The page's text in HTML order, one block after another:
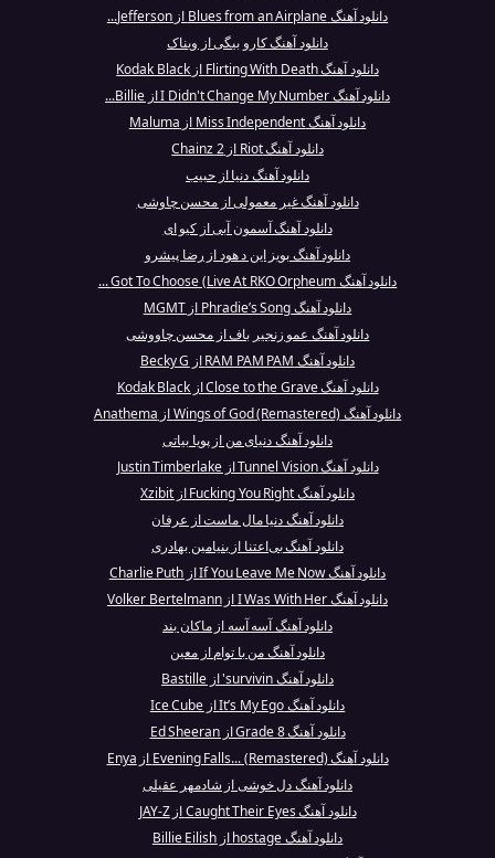
دانلود آهنگ Blues from an Airplane از Jefferson...
دانلود آهنگ کارو بیگی از ویناک
دانلود آهنگ Flirting With Death از Kodak Black
دانلود آهنگ I Didn't Change My Number از Billie...
دانلود آهنگ Miss Independent از Maluma
دانلود آهنگ Riot از 2 Chainz
دانلود آهنگ دنیا از حبیب
دانلود آهنگ غیر معمولی از محسن چاوشی
دانلود آهنگ آسمون آبی از کیو ای
دانلود آهنگ بویز این د هود از رضا پیشرو
دانلود آهنگ Got To Choose (Live At RKO Orpheum ...
دانلود آهنگ Phradie’s Song از MGMT
دانلود آهنگ عمو زنجیر باف از محسن چاووشی
دانلود آهنگ RAM PAM PAM از Becky G
دانلود آهنگ Close to the Grave از Kodak Black
دانلود آهنگ Wings of God (Remastered) از Anathema
دانلود آهنگ دنیای من از پویا بیاتی
دانلود آهنگ Tunnel Vision از Justin Timberlake
دانلود آهنگ Fucking You Right از Xzibit
دانلود آهنگ دنیا مال ماست از عرفان
دانلود آهنگ بی‌اعتنا از بنیامین بهادری
دانلود آهنگ If You Leave Me Now از Charlie Puth
دانلود آهنگ I Was With Her از Volker Bertelmann
دانلود آهنگ آسه آسه از ماکان بند
دانلود آهنگ من با توام از معین
دانلود آهنگ survivin' از Bastille
دانلود آهنگ It’s My Ego از Ice Cube
دانلود آهنگ Grade 8 از Ed Sheeran
دانلود آهنگ Evening Falls... (Remastered) از Enya
دانلود آهنگ دل خوشی از شادمهر عقیلی
دانلود آهنگ Caught Their Eyes از JAY-Z
دانلود آهنگ hostage از Billie Eilish